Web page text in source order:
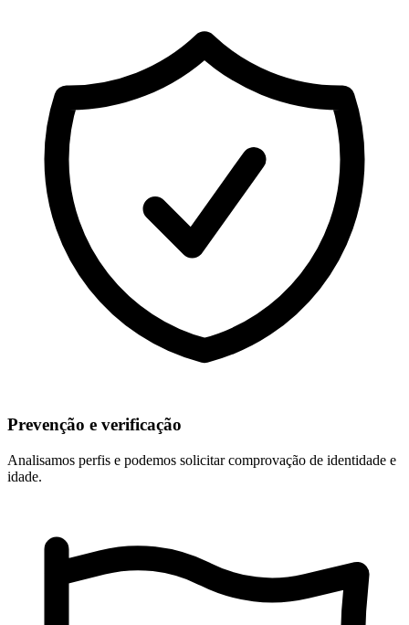
Prevenção e verificação
Analisamos perfis e podemos solicitar comprovação de identidade e
idade.